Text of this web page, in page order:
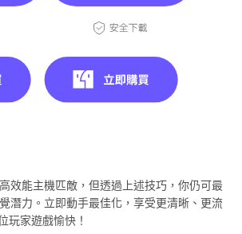
效能主機匹敵，但透過上述技巧，你仍可最
潛力。立即動手最佳化，享受更清晰、更流
玩家遊戲愉快！